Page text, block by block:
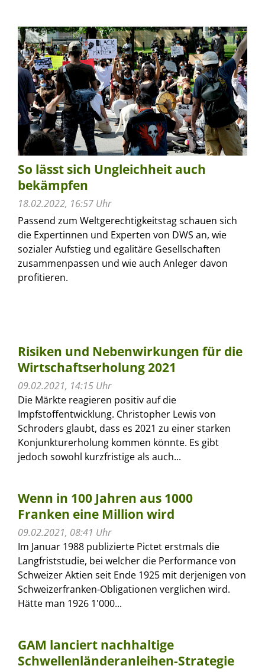
So lässt sich Ungleichheit auch
bekämpfen
18.02.2022, 16:57 Uhr
Passend zum Weltgerechtigkeitstag schauen sich
die Expertinnen und Experten von DWS an, wie
sozialer Aufstieg und egalitäre Gesellschaften
zusammenpassen und wie auch Anleger davon
profitieren.
Risiken und Nebenwirkungen für die
Wirtschaftserholung 2021
09.02.2021, 14:15 Uhr
Die Märkte reagieren positiv auf die
Impfstoffentwicklung. Christopher Lewis von
Schroders glaubt, dass es 2021 zu einer starken
Konjunkturerholung kommen könnte. Es gibt
jedoch sowohl kurzfristige als auch...
Wenn in 100 Jahren aus 1000
Franken eine Million wird
09.02.2021, 08:41 Uhr
Im Januar 1988 publizierte Pictet erstmals die
Langfriststudie, bei welcher die Performance von
Schweizer Aktien seit Ende 1925 mit derjenigen von
Schweizerfranken-Obligationen verglichen wird.
Hätte man 1926 1'000...
GAM lanciert nachhaltige
Schwellenländeranleihen-Strategie